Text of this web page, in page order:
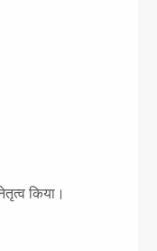
किया।